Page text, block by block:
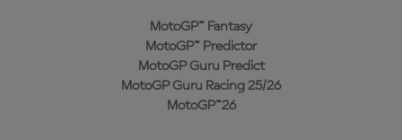
MotoGP™ Fantasy
MotoGP™ Predictor
MotoGP Guru Predict
MotoGP Guru Racing 25/26
MotoGP™26